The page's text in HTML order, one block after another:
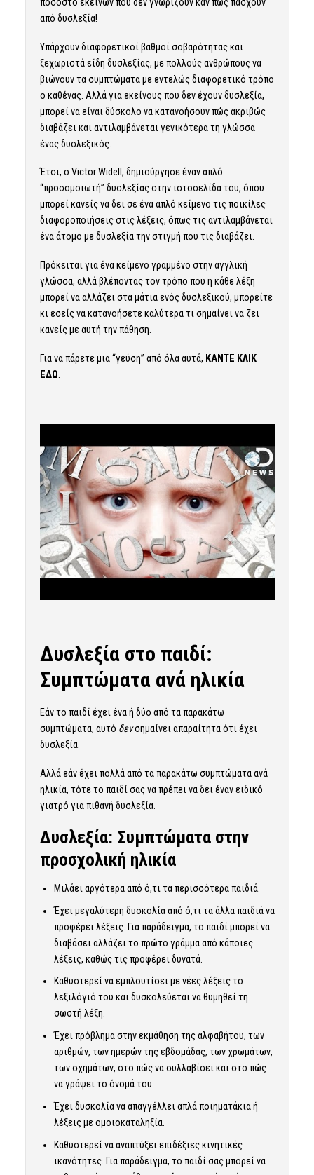
από δυσλεξία!
Υπάρχουν διαφορετικοί βαθμοί σοβαρότητας και
ξεχωριστά είδη δυσλεξίας, με πολλούς ανθρώπους να
βιώνουν τα συμπτώματα με εντελώς διαφορετικό τρόπο
ο καθένας. Αλλά για εκείνους που δεν έχουν δυσλεξία,
μπορεί να είναι δύσκολο να κατανοήσουν πώς ακριβώς
διαβάζει και αντιλαμβάνεται γενικότερα τη γλώσσα
ένας δυσλεξικός.
Έτσι, ο Victor Widell, δημιούργησε έναν απλό
“προσομοιωτή” δυσλεξίας στην ιστοσελίδα του, όπου
μπορεί κανείς να δει σε ένα απλό κείμενο τις ποικίλες
διαφοροποιήσεις στις λέξεις, όπως τις αντιλαμβάνεται
ένα άτομο με δυσλεξία την στιγμή που τις διαβάζει.
Πρόκειται για ένα κείμενο γραμμένο στην αγγλική
γλώσσα, αλλά βλέποντας τον τρόπο που η κάθε λέξη
μπορεί να αλλάζει στα μάτια ενός δυσλεξικού, μπορείτε
κι εσείς να κατανοήσετε καλύτερα τι σημαίνει να ζει
κανείς με αυτή την πάθηση.
Για να πάρετε μια “γεύση” από όλα αυτά, ΚΑΝΤΕ ΚΛΙΚ
ΕΔΩ.
Δυσλεξία στο παιδί:
Συμπτώματα ανά ηλικία
Εάν το παιδί έχει ένα ή δύο από τα παρακάτω
συμπτώματα, αυτό δενσημαίνει απαραίτητα ότι έχει
δυσλεξία.
Αλλά εάν έχει πολλά από τα παρακάτω συμπτώματα ανά
ηλικία, τότε το παιδί σας να πρέπει να δει έναν ειδικό
γιατρό για πιθανή δυσλεξία.
Δυσλεξία: Συμπτώματα στην
προσχολική ηλικία
Μιλάει αργότερα από ό,τι τα περισσότερα παιδιά.
Έχει μεγαλύτερη δυσκολία από ό,τι τα άλλα παιδιά να
προφέρει λέξεις. Για παράδειγμα, το παιδί μπορεί να
διαβάσει αλλάζει το πρώτο γράμμα από κάποιες
λέξεις, καθώς τις προφέρει δυνατά.
Καθυστερεί να εμπλουτίσει με νέες λέξεις το
λεξιλόγιό του και δυσκολεύεται να θυμηθεί τη
σωστή λέξη.
Έχει πρόβλημα στην εκμάθηση της αλφαβήτου, των
αριθμών, των ημερών της εβδομάδας, των χρωμάτων,
των σχημάτων, στο πώς να συλλαβίσει και στο πώς
να γράψει το όνομά του.
Έχει δυσκολία να απαγγέλλει απλά ποιηματάκια ή
λέξεις με ομοιοκαταληξία.
Καθυστερεί να αναπτύξει επιδέξιες κινητικές
ικανότητες. Για παράδειγμα, το παιδί σας μπορεί να